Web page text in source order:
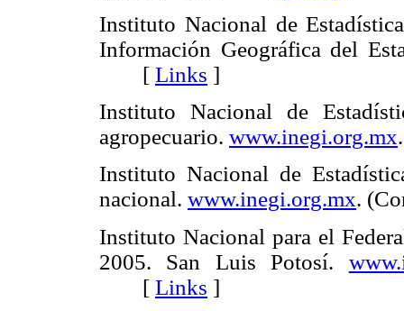
Instituto Nacional de
Información Geográfica del
[ Links ]
Instituto Nacional de
agropecuario. www.inegi.org.mx
Instituto Nacional de
nacional. www.inegi.org.mx.
Instituto Nacional para el
2005. San Luis Potosí.
[ Links ]